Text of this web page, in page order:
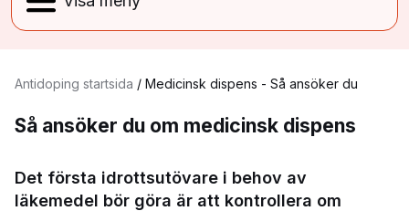
Antidoping startsida / Medicinsk dispens - Så ansöker du
Så ansöker du om medicinsk dispens
Det första idrottsutövare i behov av
läkemedel bör göra är att kontrollera om